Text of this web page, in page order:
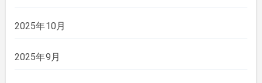
2025年10月
2025年9月